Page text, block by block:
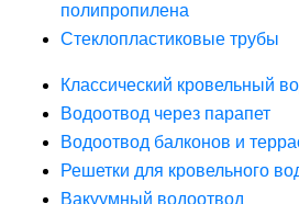
полипропилена
Стеклопластиковые трубы
Классический кровельный
Водоотвод через парапет
Водоотвод балконов и
Решетки для кровельного
Вакуумный водоотвод